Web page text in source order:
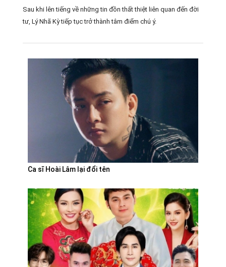
Sau khi lên tiếng về những tin đồn thất thiệt liên quan đến đời
tư, Lý Nhã Kỳ tiếp tục trở thành tâm điểm chú ý.
Ca sĩ Hoài Lâm lại đổi tên